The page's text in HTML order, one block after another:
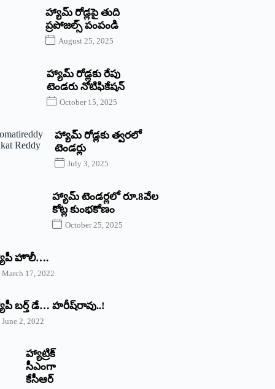
హ్యామ్‌ రోడ్లపై తుది
ప్రపోజల్స్‌ పంపండి
August 25, 2025
హ్యామ్‌ రోడ్లకు రేపు
టెండరు నోటిఫికేషన్‌
October 15, 2025
హ్యామ్‌ రోడ్లకు త్వరలో
టెండర్లు
July 3, 2025
హ్యామ్‌ ‌టెండర్లలో రూ.8వేల
కోట్ల కుంభకోణం
October 25, 2025
హొలీ….
March 17, 2022
బర్త్ ‌డే… హరీష్‌రావు..!
June 2, 2022
హ్యాట్రిక్‌
‌సీఎంగా
కేసీఆర్‌